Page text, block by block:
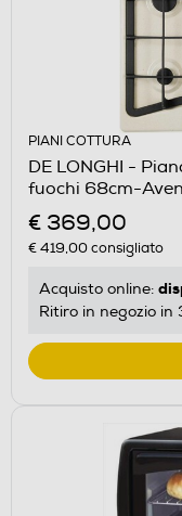
PIANI COTTURA
DE LONGHI -
fuochi 68cm-
€ 369,00
€ 419,00consigliato
Acquisto online:
Ritiro in negozio